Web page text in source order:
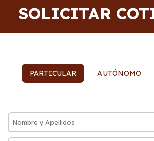
SOLICITAR
PARTICULAR AUTÓNOMO